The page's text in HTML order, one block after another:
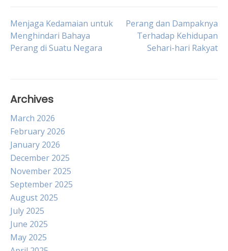
Post
navigation
Menjaga Kedamaian untuk
Menghindari Bahaya
Perang di Suatu Negara
Perang dan Dampaknya
Terhadap Kehidupan
Sehari-hari Rakyat
Archives
March 2026
February 2026
January 2026
December 2025
November 2025
September 2025
August 2025
July 2025
June 2025
May 2025